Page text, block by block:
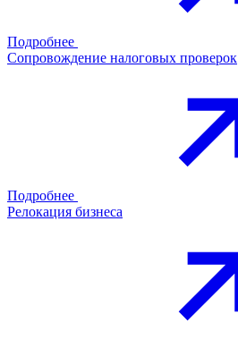
Подробнее
Сопровождение налоговых проверок
Подробнее
Релокация бизнеса